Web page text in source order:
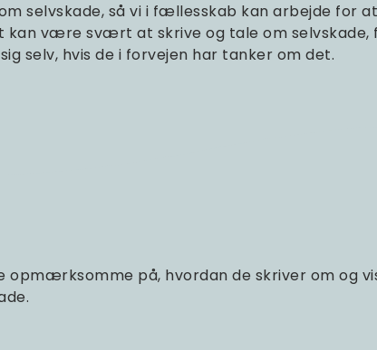
selvskade, så vi i fællesskab kan arbejde for
være svært at skrive og tale om selvskade,
selv, hvis de i forvejen har tanker om det.
på, hvordan de skriver om og